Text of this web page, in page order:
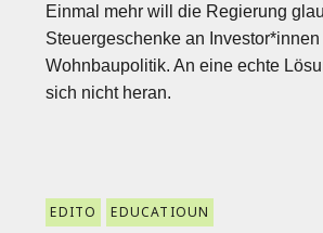
Einmal mehr will die Regierung
Steuergeschenke an
Wohnbaupolitik. An eine echte
sich nicht heran.
EDITO EDUCATIOUN